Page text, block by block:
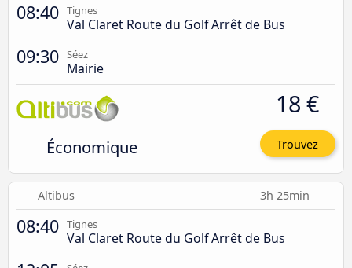
08:40 Tignes
Val Claret Route du Golf Arrêt de Bus
09:30 Séez
Mairie
Économique
18 €
Trouvez
Altibus 3h 25min
08:40 Tignes
Val Claret Route du Golf Arrêt de Bus